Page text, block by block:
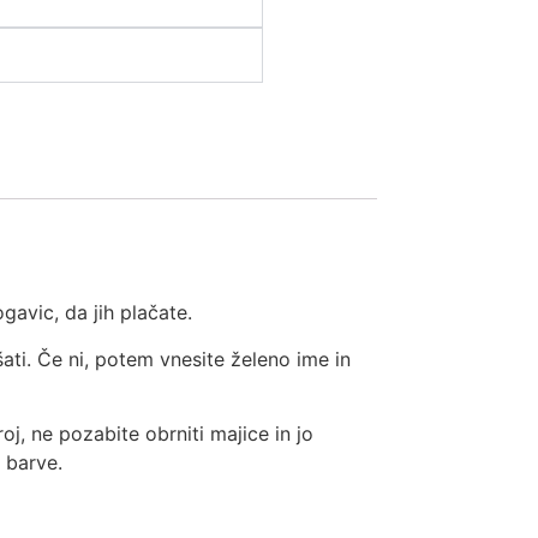
da jih plačate.
Če ni, potem vnesite želeno ime in
ne pozabite obrniti majice in jo